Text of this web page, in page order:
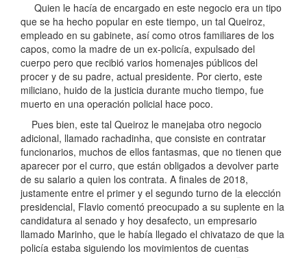
Quien le hacía de encargado en este negocio era un tipo
que se ha hecho popular en este tiempo, un tal Queiroz,
empleado en su gabinete, así como otros familiares de los
capos, como la madre de un ex-policía, expulsado del
cuerpo pero que recibió varios homenajes públicos del
procer y de su padre, actual presidente. Por cierto, este
miliciano, huido de la justicia durante mucho tiempo, fue
muerto en una operación policial hace poco.
Pues bien, este tal Queiroz le manejaba otro negocio
adicional, llamado rachadinha, que consiste en contratar
funcionarios, muchos de ellos fantasmas, que no tienen que
aparecer por el curro, que están obligados a devolver parte
de su salario a quien los contrata. A finales de 2018,
justamente entre el primer y el segundo turno de la elección
presidencial, Flavio comentó preocupado a su suplente en la
candidatura al senado y hoy desafecto, un empresario
llamado Marinho, que le había llegado el chivatazo de que la
policía estaba siguiendo los movimientos de cuentas